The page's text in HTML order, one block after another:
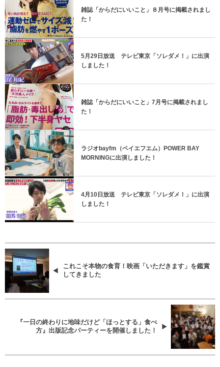
雑誌「からだにいいこと」８月号に掲載されまし
た！
5月29日放送 テレビ東京「ソレダメ！」に出演
しました！
雑誌「からだにいいこと」7月号に掲載されまし
た！
ラジオbayfm（ベイエフエム）POWER BAY
MORNINGに出演しました！
4月10日放送 テレビ東京「ソレダメ！」に出演
しました！
これこそ本物の食育！映画「いただきます」を鑑賞
してきました
『一日の終わりに地味だけど「ほっとする」食べ
方』出版記念パーティーを開催しました！